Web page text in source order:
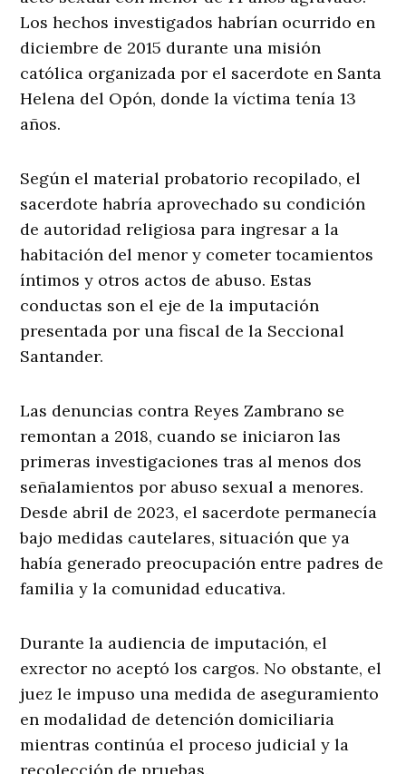
Los hechos investigados habrían ocurrido en
diciembre de 2015 durante una misión
católica organizada por el sacerdote en Santa
Helena del Opón, donde la víctima tenía 13
años.
Según el material probatorio recopilado, el
sacerdote habría aprovechado su condición
de autoridad religiosa para ingresar a la
habitación del menor y cometer tocamientos
íntimos y otros actos de abuso. Estas
conductas son el eje de la imputación
presentada por una fiscal de la Seccional
Santander.
Las denuncias contra Reyes Zambrano se
remontan a 2018, cuando se iniciaron las
primeras investigaciones tras al menos dos
señalamientos por abuso sexual a menores.
Desde abril de 2023, el sacerdote permanecía
bajo medidas cautelares, situación que ya
había generado preocupación entre padres de
familia y la comunidad educativa.
Durante la audiencia de imputación, el
exrector no aceptó los cargos. No obstante, el
juez le impuso una medida de aseguramiento
en modalidad de detención domiciliaria
mientras continúa el proceso judicial y la